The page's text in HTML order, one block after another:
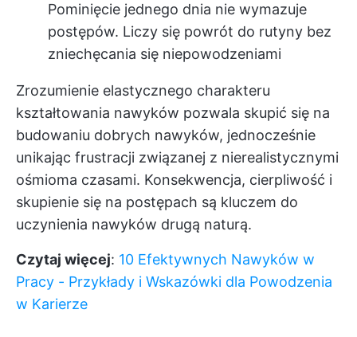
Pominięcie jednego dnia nie wymazuje
postępów. Liczy się powrót do rutyny bez
zniechęcania się niepowodzeniami
Zrozumienie elastycznego charakteru
kształtowania nawyków pozwala skupić się na
budowaniu dobrych nawyków, jednocześnie
unikając frustracji związanej z nierealistycznymi
ośmioma czasami. Konsekwencja, cierpliwość i
skupienie się na postępach są kluczem do
uczynienia nawyków drugą naturą.
Czytaj więcej: 10 Efektywnych Nawyków w
Pracy - Przykłady i Wskazówki dla Powodzenia
w Karierze